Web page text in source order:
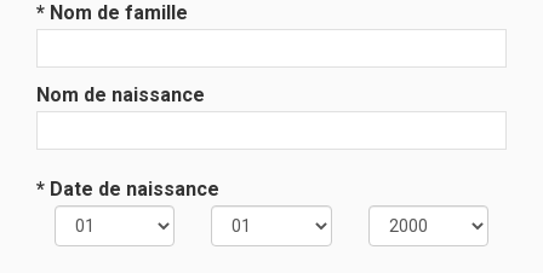
* Nom de famille
Nom de naissance
* Date de naissance